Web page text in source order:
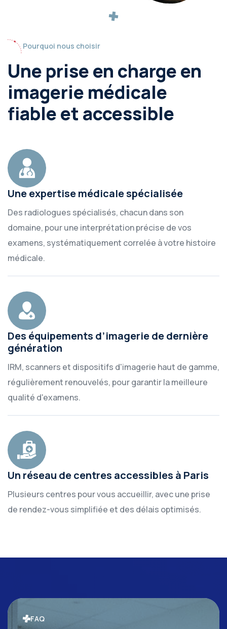
Pourquoi nous choisir
Une prise en charge en
imagerie médicale
fiable et accessible
Une expertise médicale spécialisée
Des radiologues spécialisés, chacun dans son
domaine, pour une interprétation précise de vos
examens, systématiquement correlée à votre histoire
médicale.
Des équipements d’imagerie de dernière
génération
IRM, scanners et dispositifs d'imagerie haut de gamme,
régulièrement renouvelés, pour garantir la meilleure
qualité d'examens.
Un réseau de centres accessibles à Paris
Plusieurs centres pour vous accueillir, avec une prise
de rendez-vous simplifiée et des délais optimisés.
FAQ